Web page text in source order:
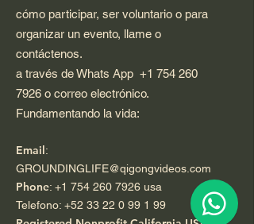
cómo participar, ser voluntario o para
organizar un evento, llame o
contáctenos.
a través de Whats App +1 754 260
7926 o correo electrónico.
Fundamentando la vida:
Email:
GROUNDINGLIFE@qigongvideos.com
Phone: +1 754 260 7926 usa
Telefono: +52 33 22 0 99 1 99